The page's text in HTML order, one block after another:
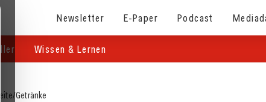
Newsletter E-Paper Podcast
Wissen & Lernen
/Getränke